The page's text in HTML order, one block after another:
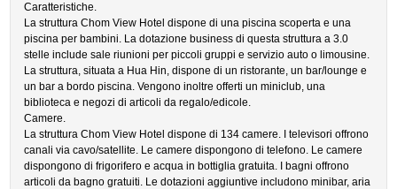
Caratteristiche.
La struttura Chom View Hotel dispone di una piscina scoperta e una
piscina per bambini. La dotazione business di questa struttura a 3.0
stelle include sale riunioni per piccoli gruppi e servizio auto o limousine.
La struttura, situata a Hua Hin, dispone di un ristorante, un bar/lounge e
un bar a bordo piscina. Vengono inoltre offerti un miniclub, una
biblioteca e negozi di articoli da regalo/edicole.
Camere.
La struttura Chom View Hotel dispone di 134 camere. I televisori offrono
canali via cavo/satellite. Le camere dispongono di telefono. Le camere
dispongono di frigorifero e acqua in bottiglia gratuita. I bagni offrono
articoli da bagno gratuiti. Le dotazioni aggiuntive includono minibar, aria